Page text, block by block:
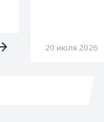
20 июля 2026